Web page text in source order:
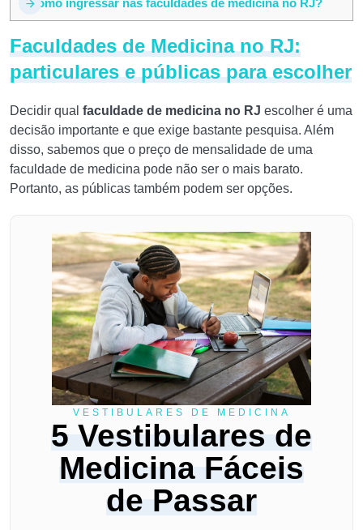
7 Como ingressar nas faculdades de medicina no RJ?
Faculdades de Medicina no RJ:
particulares e públicas para escolher
Decidir qual faculdade de medicina no RJ escolher é uma
decisão importante e que exige bastante pesquisa. Além
disso, sabemos que o preço de mensalidade de uma
faculdade de medicina pode não ser o mais barato.
Portanto, as públicas também podem ser opções.
VESTIBULARES DE MEDICINA
5 Vestibulares de
Medicina Fáceis
de Passar